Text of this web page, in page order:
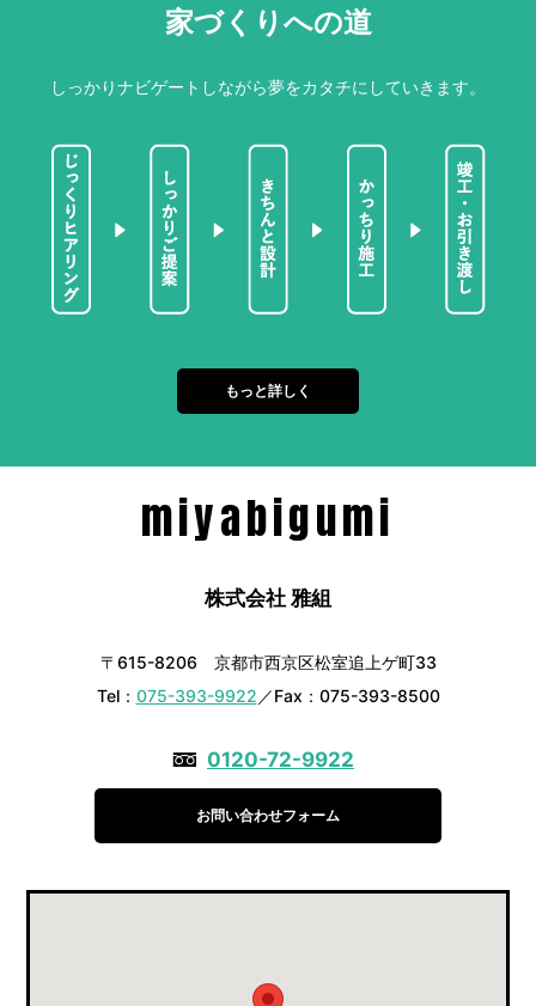
家づくりへの道
しっかりナビゲートしながら夢をカタチにしていきます。
もっと詳しく
miyabigumi
株式会社 雅組
〒615-8206 京都市西京区松室追上ゲ町33
Tel： 075-393-9922 ／Fax：075-393-8500
0120-72-9922
お問い合わせフォーム